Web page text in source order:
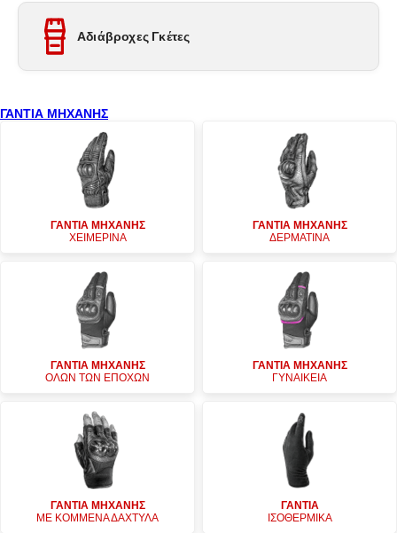
Αδιάβροχες Γκέτες
ΓΑΝΤΙΑ ΜΗΧΑΝΗΣ
ΓΑΝΤΙΑ ΜΗΧΑΝΗΣ
ΧΕΙΜΕΡΙΝΑ
ΓΑΝΤΙΑ ΜΗΧΑΝΗΣ
ΔΕΡΜΑΤΙΝΑ
ΓΑΝΤΙΑ ΜΗΧΑΝΗΣ
ΟΛΩΝ ΤΩΝ ΕΠΟΧΩΝ
ΓΑΝΤΙΑ ΜΗΧΑΝΗΣ
ΓΥΝΑΙΚΕΙΑ
ΓΑΝΤΙΑ ΜΗΧΑΝΗΣ
ΜΕ ΚΟΜΜΕΝΑ ΔΑΧΤΥΛΑ
ΓΑΝΤΙΑ
ΙΣΟΘΕΡΜΙΚΑ